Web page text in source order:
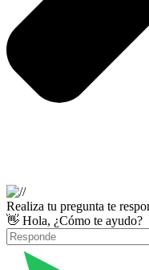
Realiza tu pregunta te
👋 Hola, ¿Cómo te ayudo?